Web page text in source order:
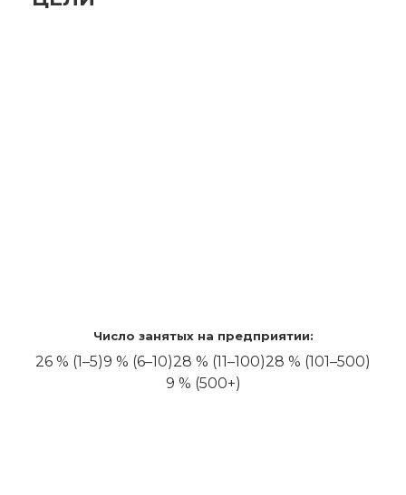
Число занятых на предприятии:
26 % (1–5)9 % (6–10)28 % (11–100)28 % (101–500)
9 % (500+)